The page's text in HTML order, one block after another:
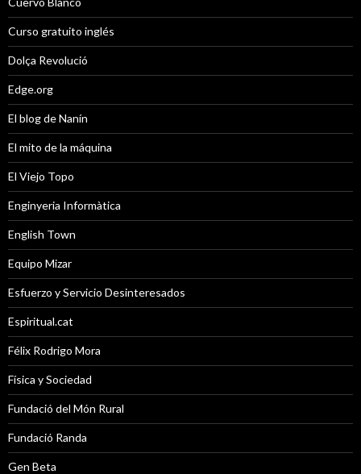
Curso gratuito inglés
Dolça Revolució
Edge.org
El blog de Nanín
El mito de la máquina
El Viejo Topo
Enginyeria Informàtica
English Town
Equipo Mizar
Esfuerzo y Servicio Desinteresados
Espiritual.cat
Félix Rodrigo Mora
Física y Sociedad
Fundació del Món Rural
Fundació Randa
Gen Beta